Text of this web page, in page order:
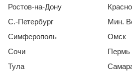
Ростов-на-Дону
С.-Петербург
Симферополь
Сочи
Тула
Мин.
Омск
Пермь